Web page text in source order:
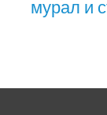
мурал и